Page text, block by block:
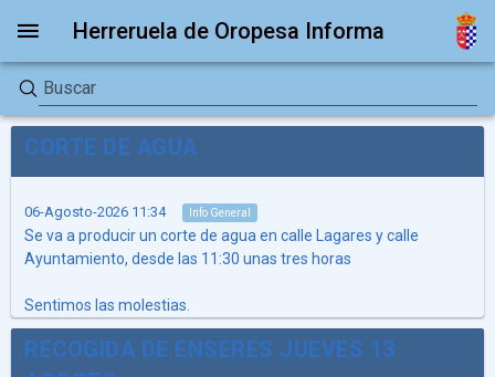
Herreruela de Oropesa Informa
CORTE DE AGUA
06-Agosto-2026 11:34 Info General
Se va a producir un corte de agua en calle Lagares y calle
Ayuntamiento, desde las 11:30 unas tres horas
Sentimos las molestias.
RECOGIDA DE ENSERES JUEVES 13